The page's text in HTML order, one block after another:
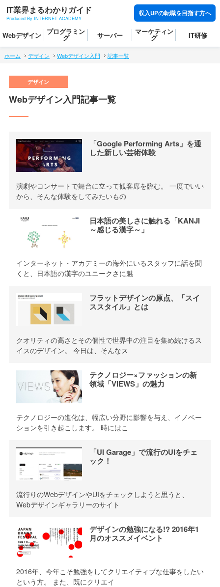
IT業界まるわかりガイド
Produced By INTERNET ACADEMY
収入UPの転職を目指す方へ
Webデザイン プログラミン
グ サーバー マーケティン
グ IT研修
ホーム デザイン Webデザイン入門 記事一覧
Webデザイン入門記事一覧
「Google Performing Arts」を通
した新しい芸術体験
演劇やコンサートで舞台に立って観客席を臨む。 一度でいい
から、そんな体験をしてみたいもの
日本語の美しさに触れる「KANJI
～感じる漢字～」
インターネット・アカデミーの海外にいるスタッフに話を聞
くと、日本語の漢字のユニークさに魅
フラットデザインの原点、「スイ
ススタイル」とは
クオリティの高さとその個性で世界中の注目を集め続けるス
イスのデザイン。 今日は、そんなス
テクノロジー×ファッションの新
領域「VIEWS」の魅力
テクノロジーの進化は、幅広い分野に影響を与え、イノベー
ションを引き起こします。 時にはこ
「UI Garage」で流行のUIをチェ
ック！
流行りのWebデザインやUIをチェックしようと思うと、
Webデザインギャラリーのサイト
デザインの勉強になる!? 2016年1
月のオススメイベント
2016年、今年こそ勉強をしてクリエイティブな仕事をしたい
という方。 また、既にクリエイ